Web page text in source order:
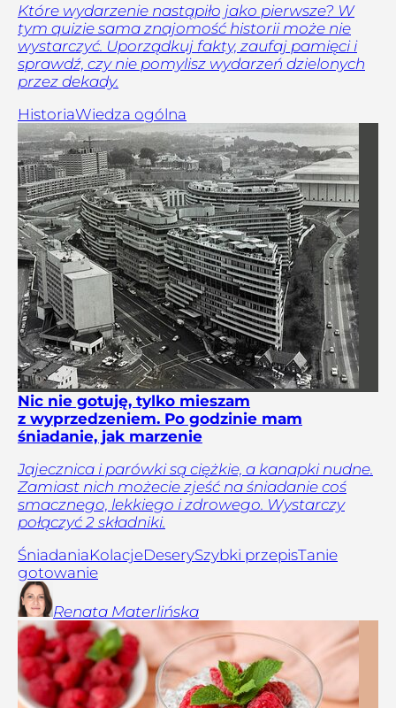
Które wydarzenie nastąpiło jako pierwsze? W
tym quizie sama znajomość historii może nie
wystarczyć. Uporządkuj fakty, zaufaj pamięci i
sprawdź, czy nie pomylisz wydarzeń dzielonych
przez dekady.
HistoriaWiedza ogólna
Nic nie gotuję, tylko mieszam
z wyprzedzeniem. Po godzinie mam
śniadanie, jak marzenie
Jajecznica i parówki są ciężkie, a kanapki nudne.
Zamiast nich możecie zjeść na śniadanie coś
smacznego, lekkiego i zdrowego. Wystarczy
połączyć 2 składniki.
ŚniadaniaKolacjeDeserySzybki przepisTanie
gotowanie
Renata Materlińska